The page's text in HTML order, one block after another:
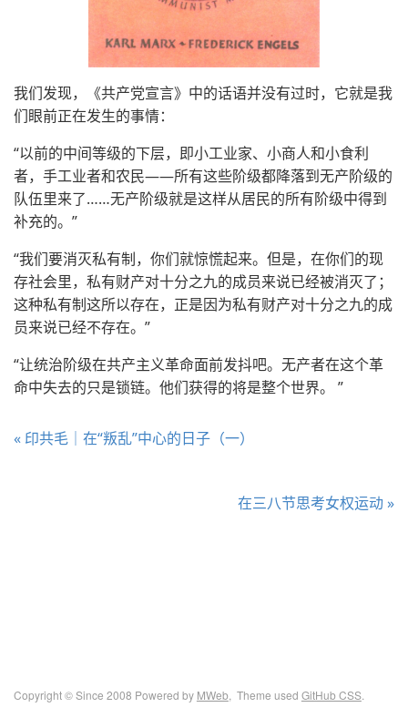
我们发现，《共产党宣言》中的话语并没有过时，它就是我
们眼前正在发生的事情：
“以前的中间等级的下层，即小工业家、小商人和小食利
者，手工业者和农民——所有这些阶级都降落到无产阶级的
队伍里来了……无产阶级就是这样从居民的所有阶级中得到
补充的。”
“我们要消灭私有制，你们就惊慌起来。但是，在你们的现
存社会里，私有财产对十分之九的成员来说已经被消灭了；
这种私有制这所以存在，正是因为私有财产对十分之九的成
员来说已经不存在。”
“让统治阶级在共产主义革命面前发抖吧。无产者在这个革
命中失去的只是锁链。他们获得的将是整个世界。 ”
« 印共毛｜在“叛乱”中心的日子（一）
在三八节思考女权运动 »
Copyright © Since 2008 Powered by MWeb, Theme used GitHub CSS.